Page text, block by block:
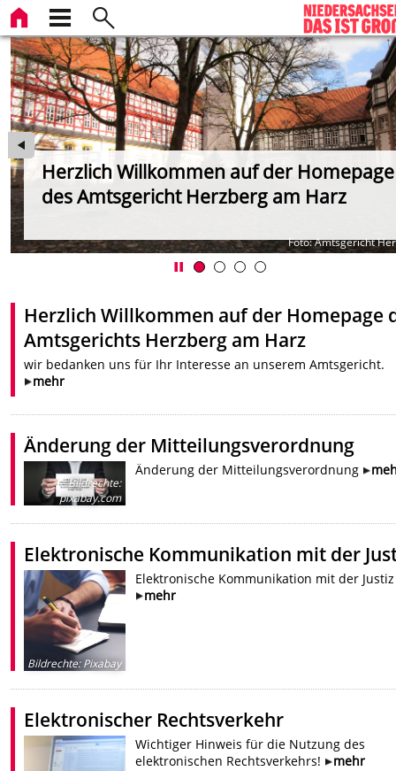
Herzlich Willkommen auf der Homepage
des Amtsgericht Herzberg am Harz
Foto: Amtsgericht
Herzlich Willkommen auf der Homepage
Amtsgerichts Herzberg am Harz
wir bedanken uns für Ihr Interesse an unserem Amtsgericht.
mehr
Änderung der Mitteilungsverordnung
Bildrechte:
pixabay.com
Änderung der Mitteilungsverordnung
Elektronische Kommunikation mit der
Bildrechte:Pixabay
Elektronische Kommunikation mit der Justiz
mehr
Elektronischer Rechtsverkehr
Wichtiger Hinweis für die Nutzung des
elektronischen Rechtsverkehrs!
mehr